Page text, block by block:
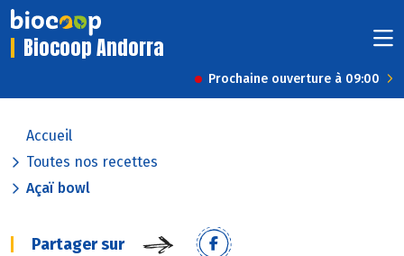
Biocoop Andorra
Prochaine ouverture à 09:00
Accueil
Toutes nos recettes
Açaï bowl
Partager sur